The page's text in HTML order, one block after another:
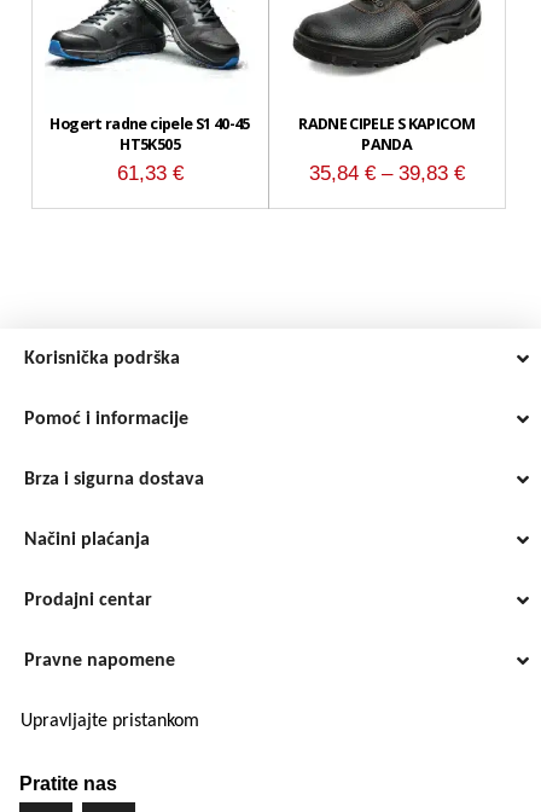
Hogert radne cipele S1 40-45
HT5K505
61,33 €
RADNE CIPELE S KAPICOM
PANDA
35,84€ – 39,83€Raspon
Korisnička podrška
Pomoć i informacije
Brza i sigurna dostava
Načini plaćanja
Prodajni centar
Pravne napomene
Upravljajte pristankom
Pratite nas